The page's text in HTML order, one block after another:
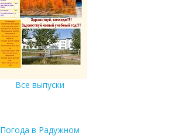
Все выпуски
Погода в Радужном